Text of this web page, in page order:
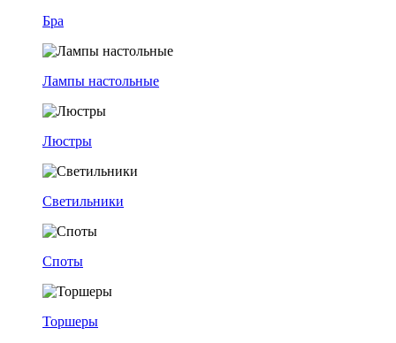
Бра
Лампы настольные
Люстры
Светильники
Споты
Торшеры